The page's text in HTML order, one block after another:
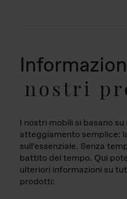
nostri
I nostri mobili si basano su
atteggiamento semplice:
sull'essenziale. Senza
battito del tempo. Qui
ulteriori informazioni su
prodotti: